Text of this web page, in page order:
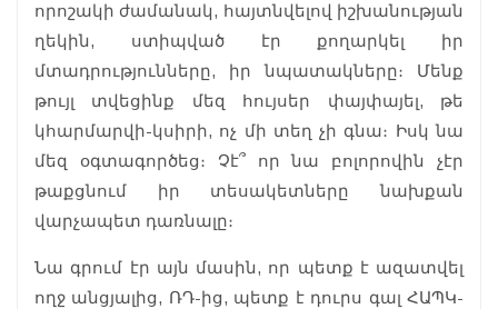
որոշակի ժամանակ, հայտնվելով իշխանության
ղեկին, ստիպված էր քողարկել իր
մտադրությունները, իր նպատակները։ Մենք
թույլ տվեցինք մեզ հույսեր փայփայել, թե
կհարմարվի-կսիրի, ոչ մի տեղ չի գնա։ Իսկ նա
մեզ օգտագործեց։ Չէ՞ որ նա բոլորովին չէր
թաքցնում իր տեսակետները նախքան
վարչապետ դառնալը։
Նա գրում էր այն մասին, որ պետք է ազատվել
ողջ անցյալից, ՌԴ-ից, պետք է դուրս գալ ՀԱՊԿ-